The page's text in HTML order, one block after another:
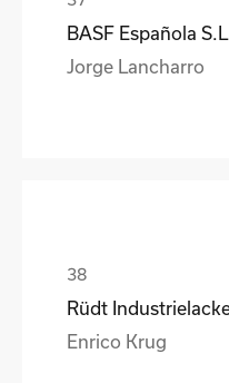
BASF Española S.L.
Jorge Lancharro
Rüdt
Enrico Krug